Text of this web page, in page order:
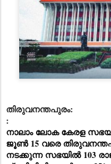
തിരുവനന്തപുരം:
:
നാലാം ലോക കേരള
ജൂൺ 15 വരെ
നടക്കുന്ന സഭയിൽ 103